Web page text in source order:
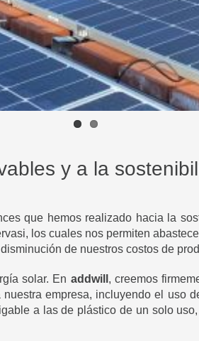
y a la
que hemos realizado hacia la
los cuales nos permiten
de nuestros costos de
solar. En addwill , creemos
empresa, incluyendo el uso
a las de plástico de un solo